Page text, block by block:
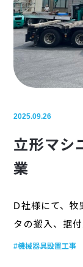
2025.09.26
立形マシ
業
D社様にて、牧
タの搬入、据
#機械器具設置工事